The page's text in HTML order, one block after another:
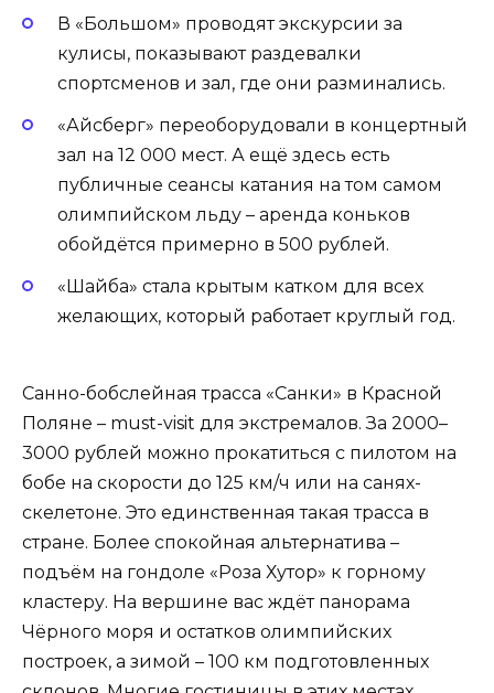
В «Большом» проводят экскурсии за
кулисы, показывают раздевалки
спортсменов и зал, где они разминались.
«Айсберг» переоборудовали в концертный
зал на 12 000 мест. А ещё здесь есть
публичные сеансы катания на том самом
олимпийском льду – аренда коньков
обойдётся примерно в 500 рублей.
«Шайба» стала крытым катком для всех
желающих, который работает круглый год.
Санно-бобслейная трасса «Санки» в Красной
Поляне – must-visit для экстремалов. За 2000–
3000 рублей можно прокатиться с пилотом на
бобе на скорости до 125 км/ч или на санях-
скелетоне. Это единственная такая трасса в
стране. Более спокойная альтернатива –
подъём на гондоле «Роза Хутор» к горному
кластеру. На вершине вас ждёт панорама
Чёрного моря и остатков олимпийских
построек, а зимой – 100 км подготовленных